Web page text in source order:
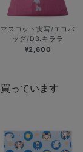
マスコット実写/エコバ
ッグ/DB.キララ
¥2,600
っています